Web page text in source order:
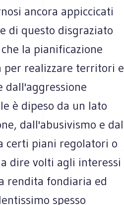
ancora appiccicati
di questo disgraziato
la pianificazione
per realizzare territori e
dall'aggressione
è dipeso da un lato
dall'abusivismo e dal
certi piani regolatori o
dire volti agli interessi
rendita fondiaria ed
spesso